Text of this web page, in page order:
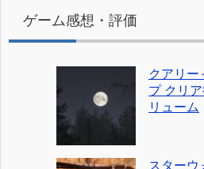
ゲーム感想・評価
クアリー
プ クリ
リューム
スターウ